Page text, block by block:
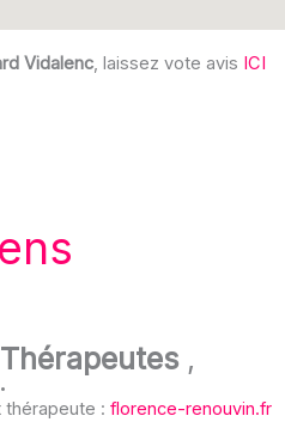
Vidalenc, laissez vote avis ICI
Thérapeutes,
thérapeute : florence-renouvin.fr